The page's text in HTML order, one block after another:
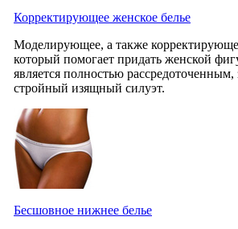
Корректирующее женское белье
Моделирующее, а также
который помогает придать женской
является полностью
стройный изящный силуэт.
Бесшовное нижнее белье